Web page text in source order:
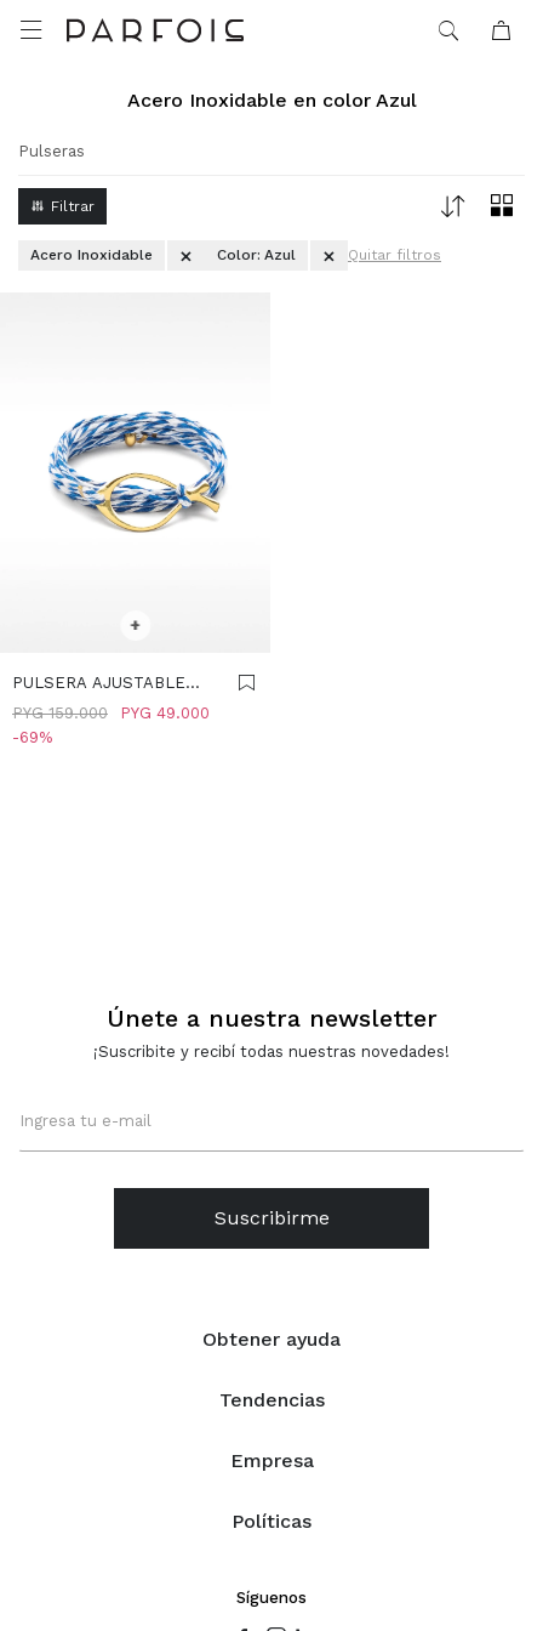

Acero Inoxidable en color Azul
Pulseras
Acero Inoxidable Color: Azul Quitar filtros
+
PULSERA AJUSTABLE
PEZ - ACERO INOXIDABLE
- AZUL
PYG 49.000
PYG 159.000
69
Obtener ayuda
Tendencias
Empresa
Políticas
Únete a nuestra newsletter
¡Suscribite y recibí todas nuestras novedades!
Suscribirme
Síguenos